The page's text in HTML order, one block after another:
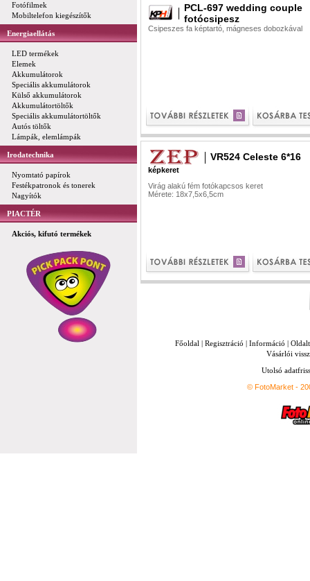
Fotófilmek
Mobiltelefon kiegészítők
Energiaellátás
LED termékek
Elemek
Akkumulátorok
Speciális akkumulátorok
Külső akkumulátorok
Akkumulátortöltők
Speciális akkumulátortöltők
Autós töltők
Lámpák, elemlámpák
Irodatechnika
Nyomtató papírok
Festékpatronok és tonerek
Nagyítók
PIACTÉR
Akciós, kifutó termékek
PCL-697 wedding couple
fotócsipesz
Csipeszes fa képtartó, mágneses dobozkával
VR524 Celeste 6*16
képkeret
Virág alakú fém fotókapcsos keret
Mérete: 18x7,5x6,5cm
Főoldal | Regisztráció | Információ |
Vásárlói
Utolsó
© FotoMarket -